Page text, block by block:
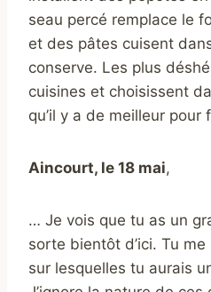
seau percé remplace le
et des pâtes cuisent
conserve. Les plus
cuisines et choisissent
qu’il y a de meilleur pour
Aincourt, le 18 mai,
… Je vois que tu as un
sorte bientôt d’ici. Tu
sur lesquelles tu aurais